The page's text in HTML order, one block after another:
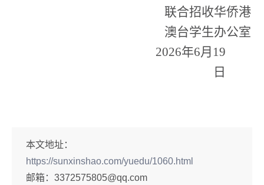
联合招收华侨港
澳台学生办公室
2026年6月 19
日
本文地址：
https://sunxinshao.com/yuedu/1060.html
邮箱： 3372575805@qq.com